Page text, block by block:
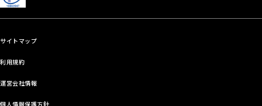
サイトマップ
利用規約
運営会社情報
個人情報保護方針